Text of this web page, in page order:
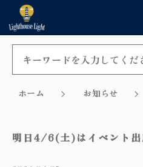
ホーム お知らせ
明日4/6(土)はイベント出
ログイン / 会員登録
お知らせ
キーワ
親カテゴリ